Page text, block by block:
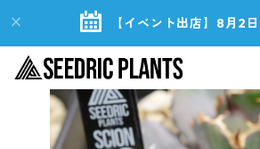
【イベント出店】8月2